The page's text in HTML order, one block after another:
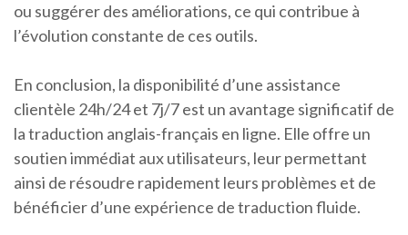
ou suggérer des améliorations, ce qui contribue à
l’évolution constante de ces outils.
En conclusion, la disponibilité d’une assistance
clientèle 24h/24 et 7j/7 est un avantage significatif de
la traduction anglais-français en ligne. Elle offre un
soutien immédiat aux utilisateurs, leur permettant
ainsi de résoudre rapidement leurs problèmes et de
bénéficier d’une expérience de traduction fluide.